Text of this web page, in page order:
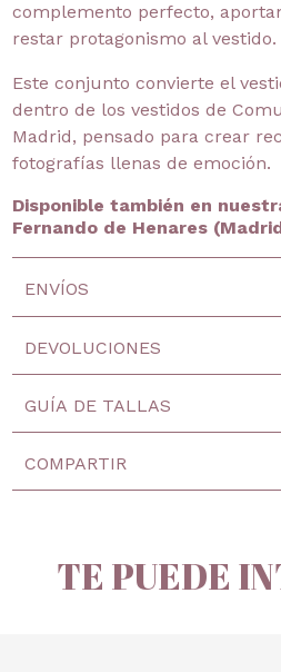
complemento perfecto,
restar protagonismo al vestido.
Este conjunto convierte el
dentro de los vestidos de
Madrid, pensado para crear
fotografías llenas de emoción.
Disponible también en
Fernando de Henares
ENVÍOS
DEVOLUCIONES
GUÍA DE TALLAS
COMPARTIR
TE PUEDE